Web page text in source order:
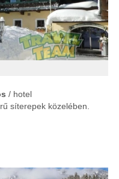
/ hotel
síterepek közelében.